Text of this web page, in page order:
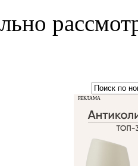
РЕКЛАМА